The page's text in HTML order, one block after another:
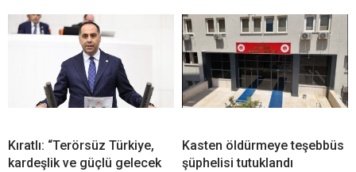
Kıratlı: “Terörsüz Türkiye,
kardeşlik ve güçlü gelecek
Kasten öldürmeye teşebbüs
şüphelisi tutuklandı